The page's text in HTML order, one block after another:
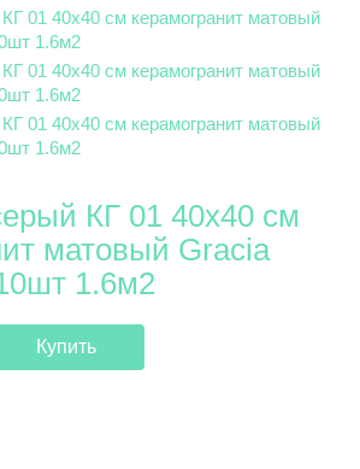
КГ 01 40х40 см
матовый Gracia
1.6м2